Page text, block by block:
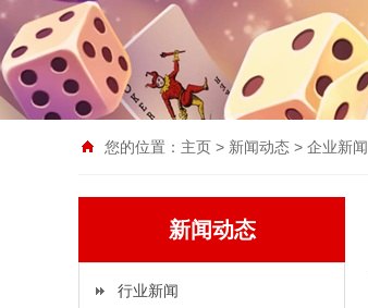
您的位置： 主页 > 新闻动态 > 企业新闻
新闻动态
行业新闻